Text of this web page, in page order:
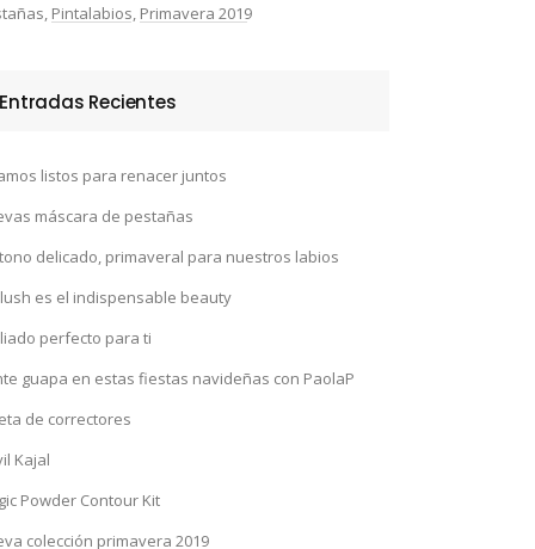
Pintalabios Primavera 2019
Entradas Recientes
listos para renacer juntos
máscara de pestañas
delicado, primaveral para nuestros labios
es el indispensable beauty
perfecto para ti
guapa en estas fiestas navideñas con PaolaP
de correctores
Kajal
Powder Contour Kit
colección primavera 2019